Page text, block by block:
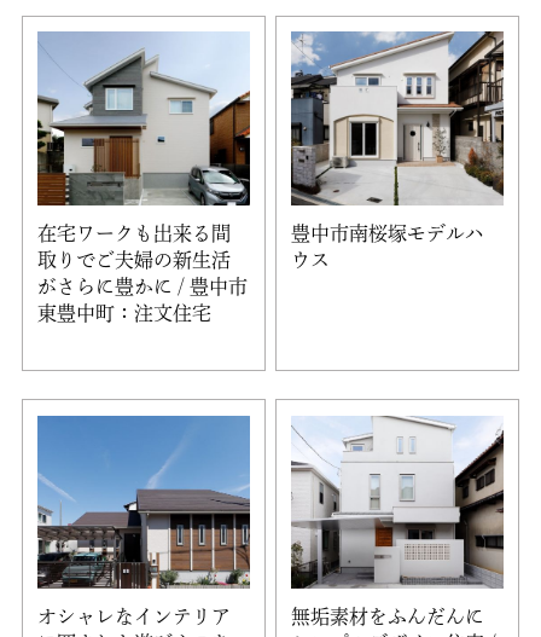
在宅ワークも出来る間
取りでご夫婦の新生活
がさらに豊かに / 豊中市
東豊中町：注文住宅
豊中市南桜塚モデルハ
ウス
オシャレなインテリア
無垢素材をふんだんに